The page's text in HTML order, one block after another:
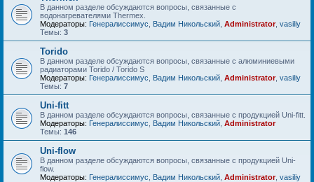
В данном разделе обсуждаются вопросы, связанные с
водонагревателями Thermex.
Модераторы: Генералиссимус Вадим Никольский Administrator, vasiliy
Темы: 3
Torido
В данном разделе обсуждаются вопросы, связанные с алюминиевыми
радиаторами Torido / Torido S
Модераторы: Генералиссимус Вадим Никольский Administrator, vasiliy
Темы: 7
Uni-fitt
В данном разделе обсуждаются вопросы, связанные с продукцией Uni-fitt.
Модераторы: Генералиссимус Вадим Никольский Administrator
Темы: 146
Uni-flow
В данном разделе обсуждаются вопросы, связанные с продукцией Uni-
flow.
Модераторы: Генералиссимус Вадим Никольский Administrator, vasiliy